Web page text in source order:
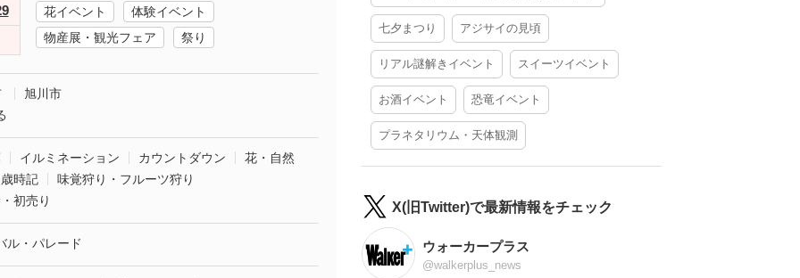
花イベント
体験イベント
物産展・観光フェア
祭り
旭川市
イルミネーション カウントダウン
花・自然
時記
味覚狩り・フルーツ狩り
初売り
ル・パレード
七夕まつり アジサイの見頃
リアル謎解きイベント スイーツイベント
お酒イベント 恐竜イベント
プラネタリウム・天体観測
X(旧Twitter)で最新情報をチェック
ウォーカープラス
@walkerplus_news